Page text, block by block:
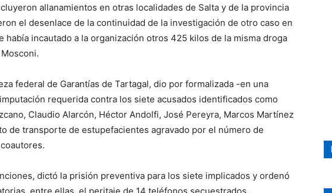
allanamientos en otras localidades de Salta y de la provincia
el desenlace de la continuidad de la investigación de otro caso en
había incautado a la organización otros 425 kilos de la misma droga
federal de Garantías de Tartagal, dio por formalizada -en una
requerida contra los siete acusados identificados como
Claudio Alarcón, Héctor Andolfi, José Pereyra, Marcos Martínez
de transporte de estupefacientes agravado por el número de
dictó la prisión preventiva para los siete implicados y ordenó
entre ellas, el peritaje de 14 teléfonos secuestrados.